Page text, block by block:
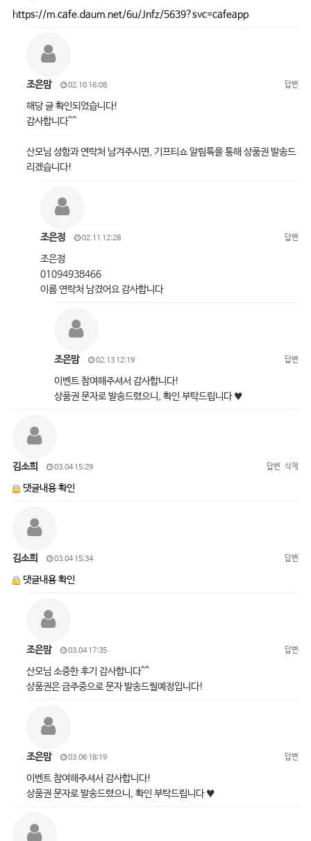
https://m.cafe.daum.net/6u/Jnfz/5639?svc=cafeapp
조은맘 02.10 16:08 답변
해당 글 확인되었습니다!
감사합니다^^
산모님 성함과 연락처 남겨주시면, 기프티쇼 알림톡을 통해 상품권 발송드
리겠습니다!
조은정 02.11 12:28 답변
조은정
01094938466
이름 연락처 남겼어요 감사합니다
조은맘 02.13 12:19 답변
이벤트 참여해주셔서 감사합니다!
상품권 문자로 발송드렸으니, 확인 부탁드립니다 ♥
김소희 03.04 15:29 답변 삭제
댓글내용 확인
김소희 03.04 15:34 답변
댓글내용 확인
조은맘 03.04 17:35 답변
산모님 소중한 후기 감사합니다^^
상품권은 금주중으로 문자 발송드릴예정입니다!
조은맘 03.06 18:19 답변
이벤트 참여해주셔서 감사합니다!
상품권 문자로 발송드렸으니, 확인 부탁드립니다 ♥